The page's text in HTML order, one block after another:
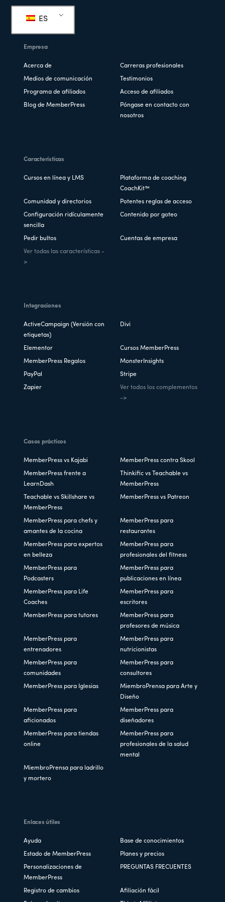
de
página
ES
Empresa
Acerca de Carreras profesionales
Medios de comunicación Testimonios
Programa de afiliados Acceso de afiliados
Blog de MemberPress
Póngase en contacto con
nosotros
Características
Cursos en línea y LMS
Plataforma de coaching
CoachKit™
Comunidad y directorios Potentes reglas de acceso
Configuración ridículamente
sencilla
Contenido por goteo
Pedir bultos Cuentas de empresa
Ver todas las características -
>
Integraciones
ActiveCampaign (Versión con
etiquetas)
Divi
Elementor Cursos MemberPress
MemberPress Regalos MonsterInsights
PayPal Stripe
Zapier
Ver todos los complementos
->
Casos prácticos
MemberPress vs Kajabi MemberPress contra Skool
MemberPress frente a
LearnDash
Thinkific vs Teachable vs
MemberPress
Teachable vs Skillshare vs
MemberPress
MemberPress vs Patreon
MemberPress para chefs y
amantes de la cocina
MemberPress para
restaurantes
MemberPress para expertos
en belleza
MemberPress para
profesionales del fitness
MemberPress para
Podcasters
MemberPress para
publicaciones en línea
MemberPress para Life
Coaches
MemberPress para
escritores
MemberPress para tutores
MemberPress para
profesores de música
MemberPress para
entrenadores
MemberPress para
nutricionistas
MemberPress para
comunidades
MemberPress para
consultores
MemberPress para Iglesias
MiembroPrensa para Arte y
Diseño
MemberPress para
aficionados
MemberPress para
diseñadores
MemberPress para tiendas
online
MemberPress para
profesionales de la salud
mental
MiembroPrensa para ladrillo
y mortero
Enlaces útiles
Ayuda Base de conocimientos
Estado de MemberPress Planes y precios
Personalizaciones de
MemberPress
PREGUNTAS FRECUENTES
Registro de cambios Afiliación fácil